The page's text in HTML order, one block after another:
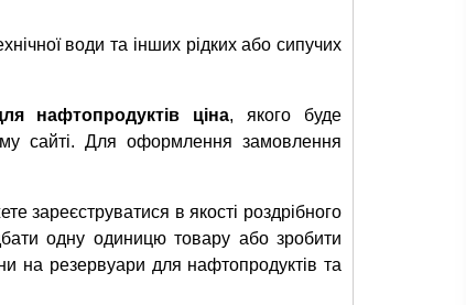
води та інших рідких або сипучих
нафтопродуктів ціна, якого буде
сайті. Для оформлення замовлення
зареєструватися в якості роздрібного
одну одиницю товару або зробити
на резервуари для нафтопродуктів та